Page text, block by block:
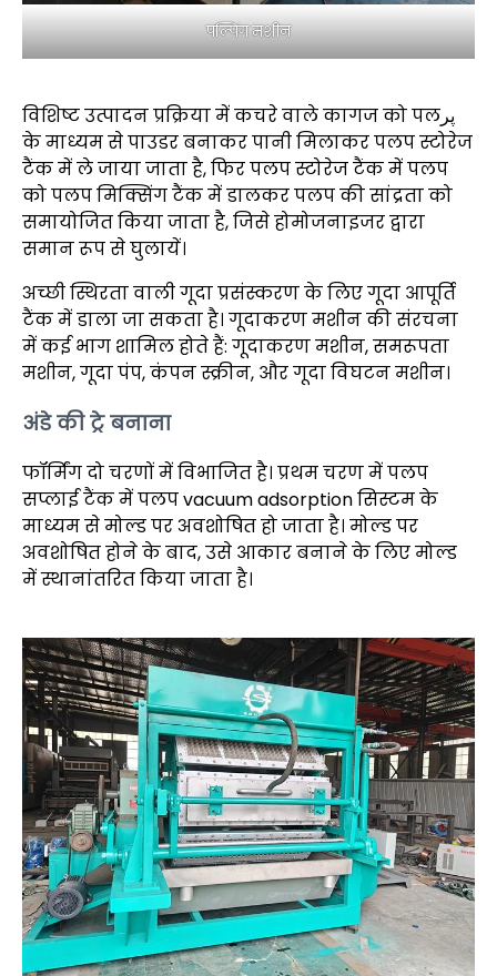
पल्पिंग मशीन
विशिष्ट उत्पादन प्रक्रिया में कचरे वाले कागज को पलپر
के माध्यम से पाउडर बनाकर पानी मिलाकर पलप स्टोरेज
टैंक में ले जाया जाता है, फिर पलप स्टोरेज टैंक में पलप
को पलप मिक्सिंग टैंक में डालकर पलप की सांद्रता को
समायोजित किया जाता है, जिसे होमोजनाइजर द्वारा
समान रूप से घुलायें।
अच्छी स्थिरता वाली गूदा प्रसंस्करण के लिए गूदा आपूर्ति
टैंक में डाला जा सकता है। गूदाकरण मशीन की संरचना
में कई भाग शामिल होते हैं: गूदाकरण मशीन, समरूपता
मशीन, गूदा पंप, कंपन स्क्रीन, और गूदा विघटन मशीन।
अंडे की ट्रे बनाना
फॉर्मिंग दो चरणों में विभाजित है। प्रथम चरण में पलप
सप्लाई टैंक में पलप vacuum adsorption सिस्टम के
माध्यम से मोल्ड पर अवशोषित हो जाता है। मोल्ड पर
अवशोषित होने के बाद, उसे आकार बनाने के लिए मोल्ड
में स्थानांतरित किया जाता है।